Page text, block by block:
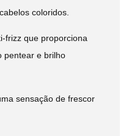
coloridos.
frizz que proporciona
pentear e brilho
sensação de frescor